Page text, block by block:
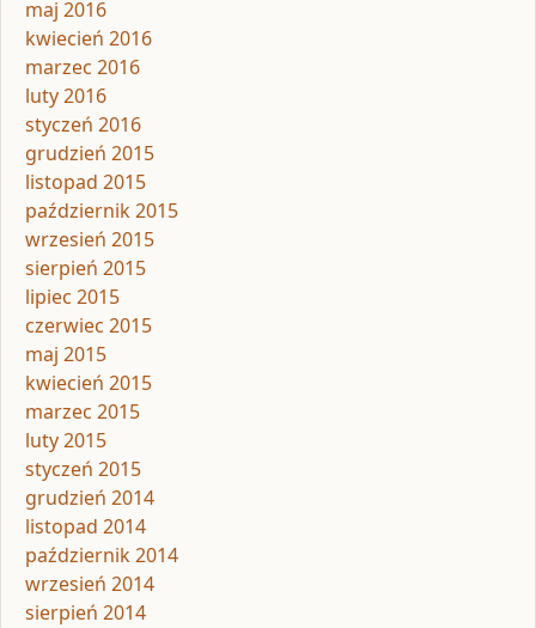
maj 2016
kwiecień 2016
marzec 2016
luty 2016
styczeń 2016
grudzień 2015
listopad 2015
październik 2015
wrzesień 2015
sierpień 2015
lipiec 2015
czerwiec 2015
maj 2015
kwiecień 2015
marzec 2015
luty 2015
styczeń 2015
grudzień 2014
listopad 2014
październik 2014
wrzesień 2014
sierpień 2014